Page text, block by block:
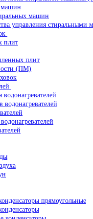
машин
машин
управления стиральными
плит
плит
(ПМ)
прямоугольные